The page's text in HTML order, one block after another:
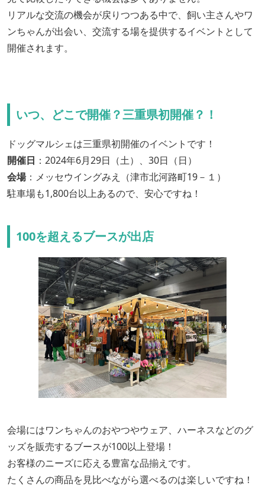
リアルな交流の機会が戻りつつある中で、飼い主さんやワ
ンちゃんが出会い、交流する場を提供するイベントとして
開催されます。
いつ、どこで開催？三重県初開催？！
ドッグマルシェは三重県初開催のイベントです！
開催日 ：2024年6月29日（土）、30日（日）
会場：メッセウイングみえ（津市北河路町19－１）
駐車場も1,800台以上あるので、安心ですね！
100を超えるブースが出店
会場にはワンちゃんのおやつやウェア、ハーネスなどのグ
ッズを販売するブースが100以上登場！
お客様のニーズに応える豊富な品揃えです。
たくさんの商品を見比べながら選べるのは楽しいですね！